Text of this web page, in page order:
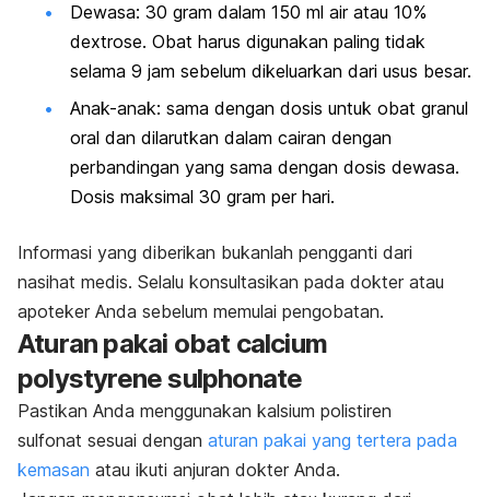
Dewasa: 30 gram dalam 150 ml air atau 10%
dextrose. Obat harus digunakan paling tidak
selama 9 jam sebelum dikeluarkan dari usus besar.
Anak-anak: sama dengan dosis untuk obat granul
oral dan dilarutkan dalam cairan dengan
perbandingan yang sama dengan dosis dewasa.
Dosis maksimal 30 gram per hari.
Informasi yang diberikan bukanlah pengganti dari
nasihat medis. Selalu konsultasikan pada dokter atau
apoteker Anda sebelum memulai pengobatan.
Aturan pakai obat calcium
polystyrene sulphonate
Pastikan Anda menggunakan kalsium polistiren
sulfonat sesuai dengan aturan pakai yang tertera pada
kemasan atau ikuti anjuran dokter Anda.